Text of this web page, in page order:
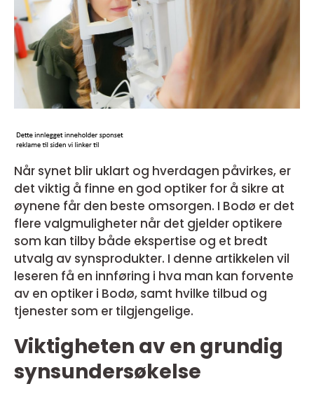
Når synet blir uklart og hverdagen påvirkes, er
det viktig å finne en god optiker for å sikre at
øynene får den beste omsorgen. I Bodø er det
flere valgmuligheter når det gjelder optikere
som kan tilby både ekspertise og et bredt
utvalg av synsprodukter. I denne artikkelen vil
leseren få en innføring i hva man kan forvente
av en optiker i Bodø, samt hvilke tilbud og
tjenester som er tilgjengelige.
Viktigheten av en grundig
synsundersøkelse